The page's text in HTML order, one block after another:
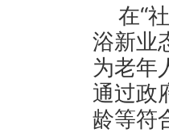
在“
浴新业
为老年
通过政
龄等符